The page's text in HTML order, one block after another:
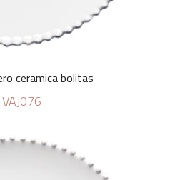
ceramica bolitas